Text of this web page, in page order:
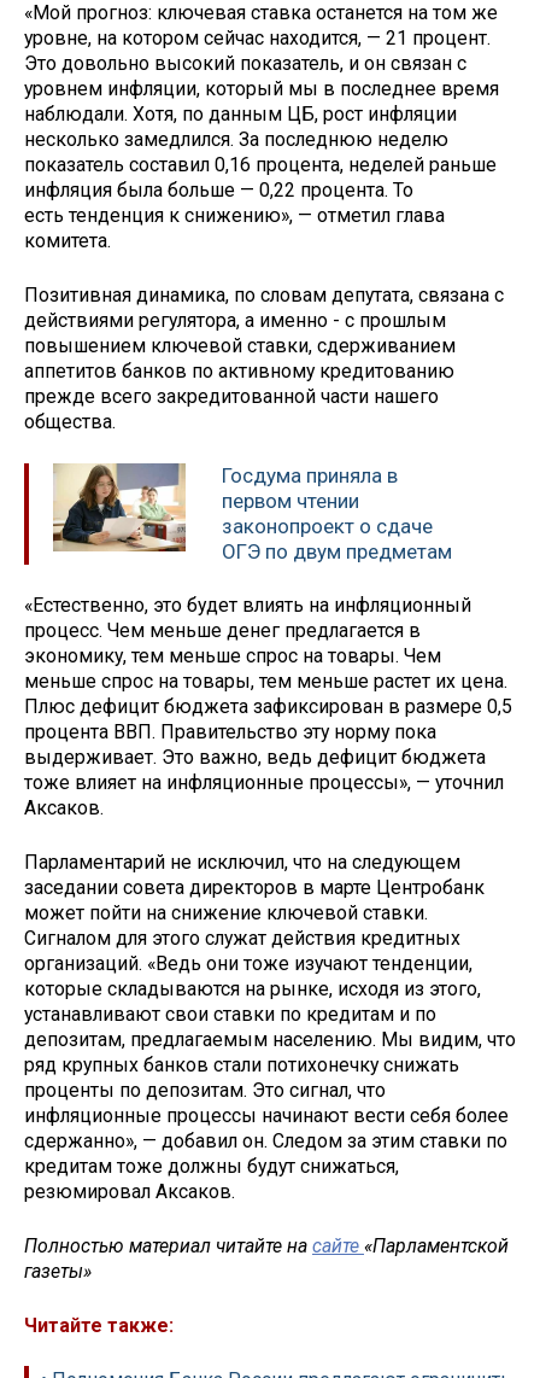
«Мой прогноз: ключевая ставка останется на том же
уровне, на котором сейчас находится, — 21 процент.
Это довольно высокий показатель, и он связан с
уровнем инфляции, который мы в последнее время
наблюдали. Хотя, по данным ЦБ, рост инфляции
несколько замедлился. За последнюю неделю
показатель составил 0,16 процента, неделей раньше
инфляция была больше — 0,22 процента. То
есть тенденция к снижению», — отметил глава
комитета.
Позитивная динамика, по словам депутата, связана с
действиями регулятора, а именно - с прошлым
повышением ключевой ставки, сдерживанием
аппетитов банков по активному кредитованию
прежде всего закредитованной части нашего
общества.
Госдума приняла в
первом чтении
законопроект о сдаче
ОГЭ по двум предметам
«Естественно, это будет влиять на инфляционный
процесс. Чем меньше денег предлагается в
экономику, тем меньше спрос на товары. Чем
меньше спрос на товары, тем меньше растет их цена.
Плюс дефицит бюджета зафиксирован в размере 0,5
процента ВВП. Правительство эту норму пока
выдерживает. Это важно, ведь дефицит бюджета
тоже влияет на инфляционные процессы», — уточнил
Аксаков.
Парламентарий не исключил, что на следующем
заседании совета директоров в марте Центробанк
может пойти на снижение ключевой ставки.
Сигналом для этого служат действия кредитных
организаций. «Ведь они тоже изучают тенденции,
которые складываются на рынке, исходя из этого,
устанавливают свои ставки по кредитам и по
депозитам, предлагаемым населению. Мы видим, что
ряд крупных банков стали потихонечку снижать
проценты по депозитам. Это сигнал, что
инфляционные процессы начинают вести себя более
сдержанно», — добавил он. Следом за этим ставки по
кредитам тоже должны будут снижаться,
резюмировал Аксаков.
Полностью материал читайте на сайте «Парламентской
газеты»
Читайте также: